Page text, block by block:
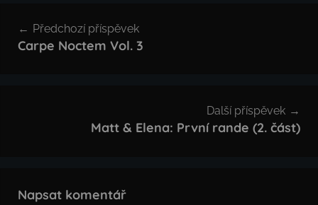
pro
Předchozí příspěvek
Carpe Noctem Vol. 3
Další příspěvek
Matt & Elena: První rande (2. část)
Napsat komentář